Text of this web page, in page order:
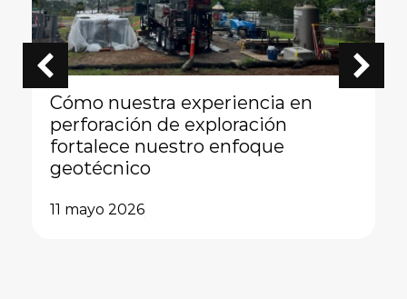
Cómo nuestra experiencia en
perforación de exploración
fortalece nuestro enfoque
geotécnico
11 mayo 2026